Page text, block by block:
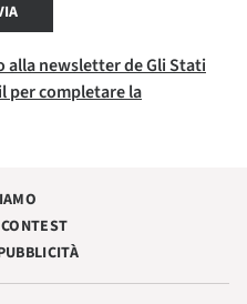
alla newsletter de Gli Stati
per completare la